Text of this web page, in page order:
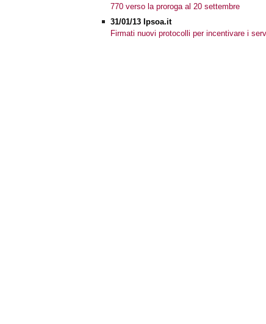
770 verso la proroga al 20 settembre
31/01/13 Ipsoa.it
Firmati nuovi protocolli per incentivare i